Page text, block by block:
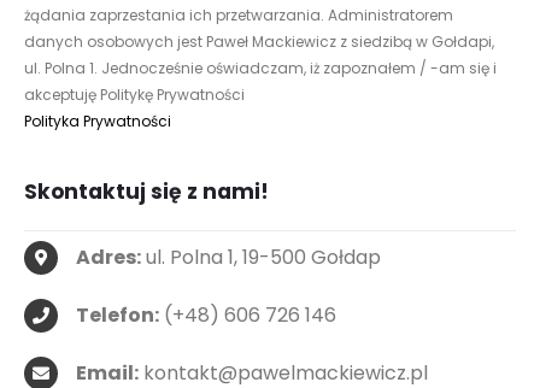
żądania zaprzestania ich przetwarzania. Administratorem
danych osobowych jest Paweł Mackiewicz z siedzibą w Gołdapi,
ul. Polna 1. Jednocześnie oświadczam, iż zapoznałem / -am się i
akceptuję Politykę Prywatności
Polityka Prywatności
Skontaktuj się z nami!
Adres:ul. Polna 1, 19-500 Gołdap
Telefon: (+48) 606 726 146
Email: kontakt@pawelmackiewicz.pl